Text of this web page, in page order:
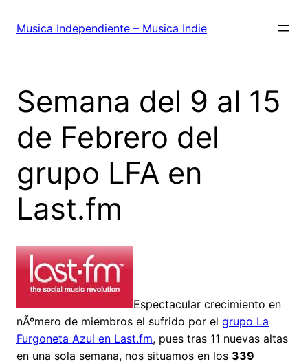
Musica Independiente – Musica Indie
Semana del 9 al 15
de Febrero del
grupo LFA en
Last.fm
Espectacular crecimiento en
nÃºmero de miembros el sufrido por el grupo La
Furgoneta Azul en Last.fm, pues tras 11 nuevas altas
en una sola semana, nos situamos en los 339